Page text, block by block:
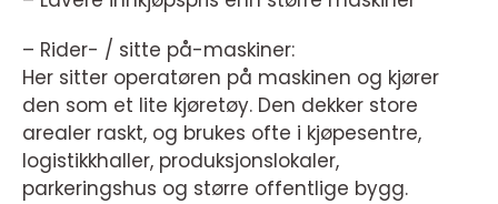
– Rider- / sitte på-maskiner:
Her sitter operatøren på maskinen og kjører
den som et lite kjøretøy. Den dekker store
arealer raskt, og brukes ofte i kjøpesentre,
logistikkhaller, produksjonslokaler,
parkeringshus og større offentlige bygg.